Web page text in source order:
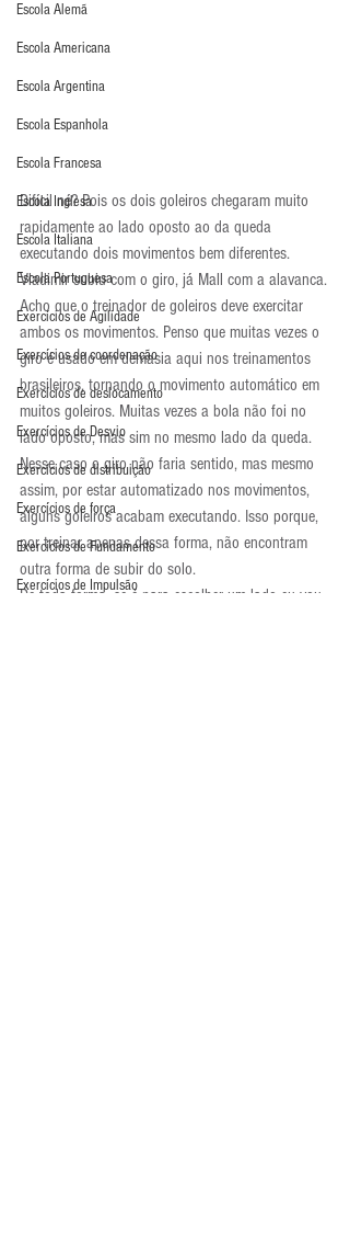
Escola Alemã
Escola Americana
Escola Argentina
Escola Espanhola
Escola Francesa
Escola Inglesa
Escola Italiana
Escola Portuguesa
Exercícios de Agilidade
Exercícios de coordenação
Exercícios de deslocamento
Exercícios de Desvio
Exercícios de distribuição
Exercícios de força
Exercícios de Fundamento
Exercícios de Impulsão
Difícil né? Pois os dois goleiros chegaram muito
rapidamente ao lado oposto ao da queda
executando dois movimentos bem diferentes.
Vladimir subiu com o giro, já Mall com a alavanca.
Acho que o treinador de goleiros deve exercitar
ambos os movimentos. Penso que muitas vezes o
giro é usado em demasia aqui nos treinamentos
brasileiros, tornando o movimento automático em
muitos goleiros. Muitas vezes a bola não foi no
lado oposto, mas sim no mesmo lado da queda.
Nesse caso o giro não faria sentido, mas mesmo
assim, por estar automatizado nos movimentos,
alguns goleiros acabam executando. Isso porque,
por treinar apenas dessa forma, não encontram
outra forma de subir do solo.
De toda forma, se é para escolher um lado eu vou